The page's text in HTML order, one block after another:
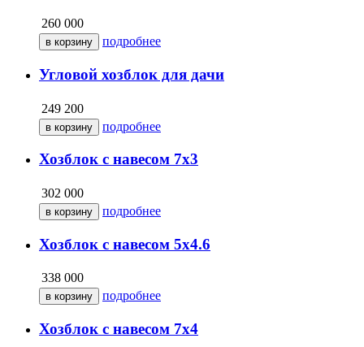
260 000
подробнее
Угловой хозблок для дачи
249 200
подробнее
Хозблок с навесом 7х3
302 000
подробнее
Хозблок с навесом 5х4.6
338 000
подробнее
Хозблок с навесом 7х4